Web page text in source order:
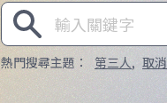
熱門搜尋主題 ： 第三人, 取消